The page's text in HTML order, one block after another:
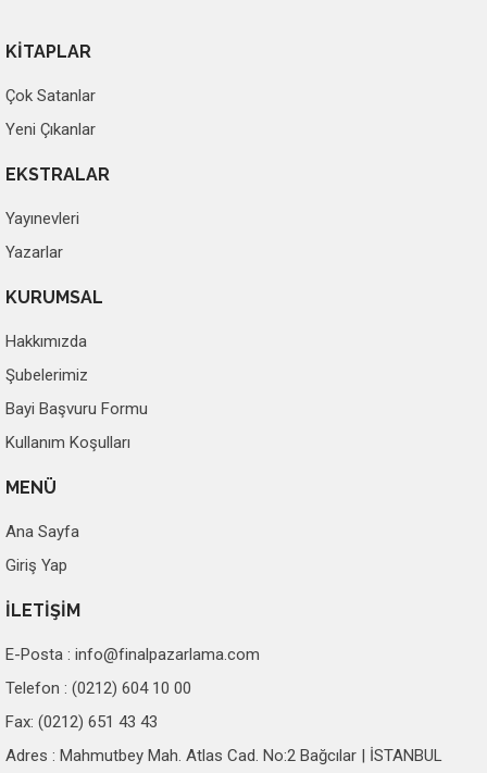
KİTAPLAR
Çok Satanlar
Yeni Çıkanlar
EKSTRALAR
Yayınevleri
Yazarlar
KURUMSAL
Hakkımızda
Şubelerimiz
Bayi Başvuru Formu
Kullanım Koşulları
MENÜ
Ana Sayfa
Giriş Yap
İLETİŞİM
E-Posta : info@finalpazarlama.com
Telefon : (0212) 604 10 00
Fax: (0212) 651 43 43
Adres : Mahmutbey Mah. Atlas Cad. No:2 Bağcılar | İSTANBUL